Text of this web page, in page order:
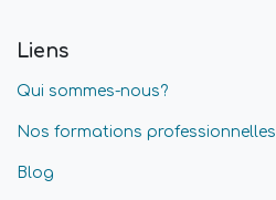
Liens
Qui sommes-nous?
Nos formations professionnelles
Blog